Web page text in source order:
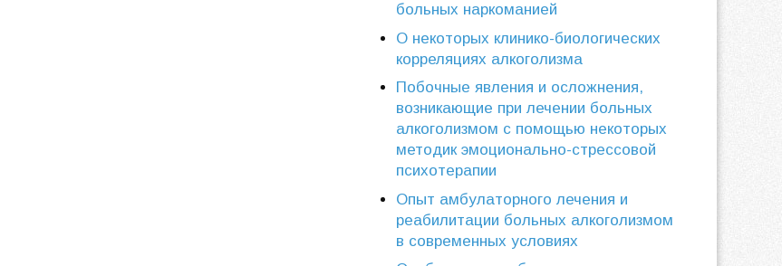
больных наркоманией
О некоторых клинико-биологических
корреляциях алкоголизма
Побочные явления и осложнения,
возникающие при лечении больных
алкоголизмом с помощью некоторых
методик эмоционально-стрессовой
психотерапии
Опыт амбулаторного лечения и
реабилитации больных алкоголизмом
в современных условиях